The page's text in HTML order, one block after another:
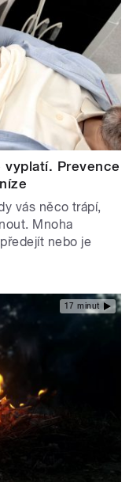
Prevence
vás něco trápí,
Mnoha
nebo je
17 minut